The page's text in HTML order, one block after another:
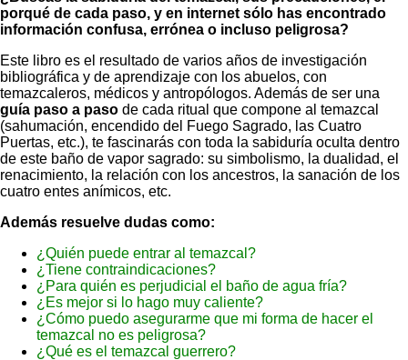
porqué de cada paso, y en internet sólo has encontrado
información confusa, errónea o incluso peligrosa?
Este libro es el resultado de varios años de investigación
bibliográfica y de aprendizaje con los abuelos, con
temazcaleros, médicos y antropólogos. Además de ser una
guía paso a paso de cada ritual que compone al temazcal
(sahumación, encendido del Fuego Sagrado, las Cuatro
Puertas, etc.), te fascinarás con toda la sabiduría oculta dentro
de este baño de vapor sagrado: su simbolismo, la dualidad, el
renacimiento, la relación con los ancestros, la sanación de los
cuatro entes anímicos, etc.
Además resuelve dudas como:
¿Quién puede entrar al temazcal?
¿Tiene contraindicaciones?
¿Para quién es perjudicial el baño de agua fría?
¿Es mejor si lo hago muy caliente?
¿Cómo puedo asegurarme que mi forma de hacer el
temazcal no es peligrosa?
¿Qué es el temazcal guerrero?